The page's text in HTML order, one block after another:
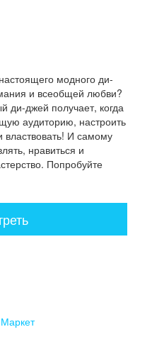
модного ди-
и всеобщей любви?
ди-джей получает, когда
аудиторию, настроить
властвовать! И самому
нравиться и
Попробуйте